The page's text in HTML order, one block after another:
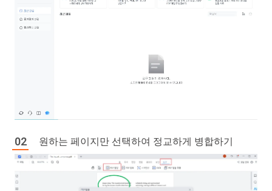
원하는 페이지만 선택하여 정교하게 병합하기